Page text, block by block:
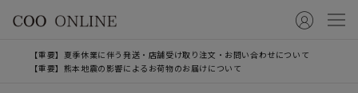
【重要】夏季休業に伴う発送・店舗受け取り注文・お問い合わせについて
【重要】熊本地震の影響によるお荷物のお届けについて